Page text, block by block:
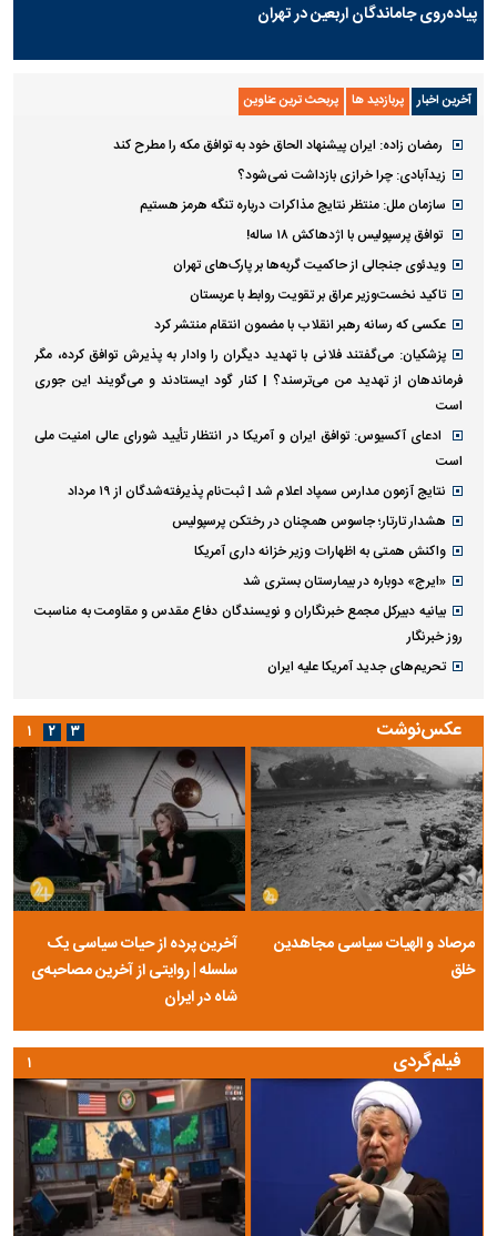
پیاده‌روی جاماندگان اربعین در تهران
آخرین اخبار پربازدید ها پربحث ترین عناوین
رمضان زاده: ایران پیشنهاد الحاق خود به توافق مکه را مطرح کند
زیدآبادی: چرا خرازی بازداشت نمی‌شود؟
سازمان ملل: منتظر نتایج مذاکرات درباره تنگه هرمز هستیم
توافق پرسپولیس با اژدهاکش ۱۸ ساله!
ویدئوی جنجالی از حاکمیت گربه‌ها بر پارک‌های تهران
تاکید نخست‌وزیر عراق بر تقویت روابط با عربستان
عکسی که رسانه رهبر انقلاب با مضمون انتقام منتشر کرد
پزشکیان: می‌گفتند فلانی با تهدید دیگران را وادار به پذیرش توافق کرده، مگر
فرماندهان از تهدید من می‌ترسند؟ | کنار گود ایستادند و می‌گویند این جوری
است
ادعای آکسیوس: توافق ایران و آمریکا در انتظار تأیید شورای عالی امنیت ملی
است
نتایج آزمون مدارس سمپاد اعلام شد | ثبت‌نام پذیرفته‌شدگان از ۱۹ مرداد
هشدار تارتار؛ جاسوس همچنان در رختکن پرسپولیس
واکنش همتی به اظهارات وزیر خزانه داری آمریکا
«ایرج» دوباره در بیمارستان بستری شد
بیانیه دبیرکل مجمع خبرنگاران و نویسندگان دفاع مقدس و مقاومت به مناسبت
روز خبرنگار
تحریم‌های جدید آمریکا علیه ایران
عکس‌نوشت
مرصاد و الهیات سیاسی مجاهدین
خلق
آخرین پرده از حیات سیاسی یک
سلسله | روایتی از آخرین مصاحبه‌ی
شاه در ایران
۱ ۲ ۳
فیلم‌گردی ۱